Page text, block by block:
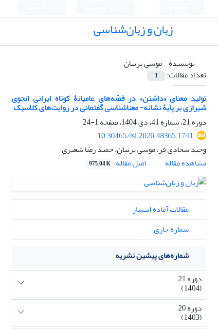
زبان و زبان‌شناسی
نویسنده =موسی پرنیان
تعداد مقالات:
1
تولید معنای «داشتن» در قصّه‌های عامیانۀ کوتاه ایرانی انجوی
شیرازی بر پایۀ نشانه- معناشناسی گفتمانی در روایت‌های کلاسیک
دوره 21، شماره 41، دی 1404، صفحه
1-24
10.30465/lsi.2026.48365.1741
وحید سجادی فر، موسی پرنیان، حمید رضا شعیری
مشاهده مقاله
اصل مقاله 975.04 K
مقالات آماده انتشار
شماره جاری
شماره‌های پیشین نشریه
دوره 21
(1404)
دوره 20
(1403)